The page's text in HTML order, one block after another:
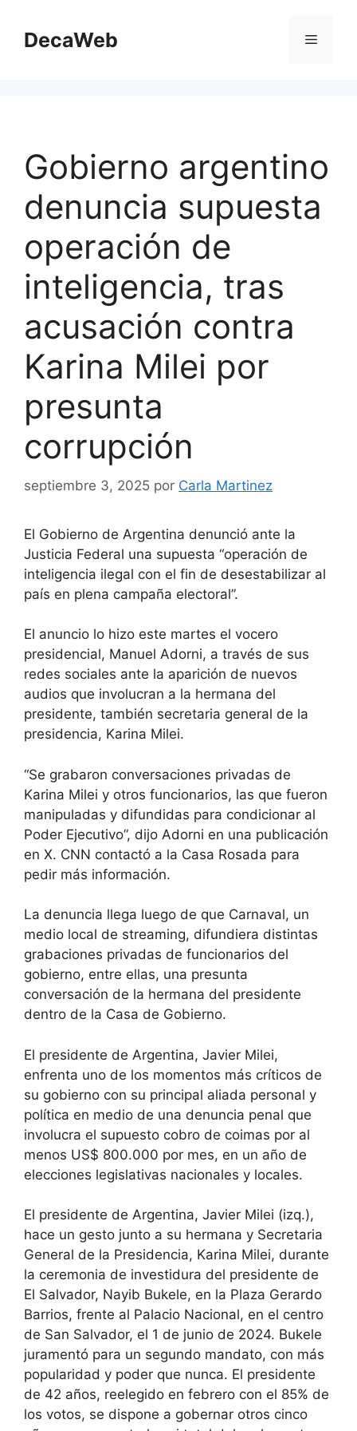
contenido
DecaWeb Menú
Gobierno argentino
denuncia supuesta
operación de
inteligencia, tras
acusación contra
Karina Milei por
presunta
corrupción
septiembre 3, 2025 por Carla Martinez
El Gobierno de Argentina denunció ante la
Justicia Federal una supuesta “operación de
inteligencia ilegal con el fin de desestabilizar al
país en plena campaña electoral”.
El anuncio lo hizo este martes el vocero
presidencial, Manuel Adorni, a través de sus
redes sociales ante la aparición de nuevos
audios que involucran a la hermana del
presidente, también secretaria general de la
presidencia, Karina Milei.
“Se grabaron conversaciones privadas de
Karina Milei y otros funcionarios, las que fueron
manipuladas y difundidas para condicionar al
Poder Ejecutivo”, dijo Adorni en una publicación
en X. CNN contactó a la Casa Rosada para
pedir más información.
La denuncia llega luego de que Carnaval, un
medio local de streaming, difundiera distintas
grabaciones privadas de funcionarios del
gobierno, entre ellas, una presunta
conversación de la hermana del presidente
dentro de la Casa de Gobierno.
El presidente de Argentina, Javier Milei,
enfrenta uno de los momentos más críticos de
su gobierno con su principal aliada personal y
política en medio de una denuncia penal que
involucra el supuesto cobro de coimas por al
menos US$ 800.000 por mes, en un año de
elecciones legislativas nacionales y locales.
El presidente de Argentina, Javier Milei (izq.),
hace un gesto junto a su hermana y Secretaria
General de la Presidencia, Karina Milei, durante
la ceremonia de investidura del presidente de
El Salvador, Nayib Bukele, en la Plaza Gerardo
Barrios, frente al Palacio Nacional, en el centro
de San Salvador, el 1 de junio de 2024. Bukele
juramentó para un segundo mandato, con más
popularidad y poder que nunca. El presidente
de 42 años, reelegido en febrero con el 85% de
los votos, se dispone a gobernar otros cinco